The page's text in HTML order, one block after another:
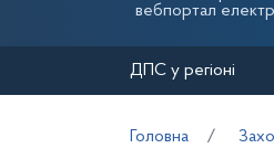
вебпортал
ДПС у регіоні
Головна